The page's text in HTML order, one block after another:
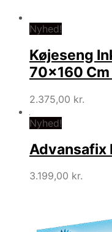
Nyhed!
Køjeseng
70×160
2.375,00 kr.
Nyhed!
Advansafix
3.199,00 kr.